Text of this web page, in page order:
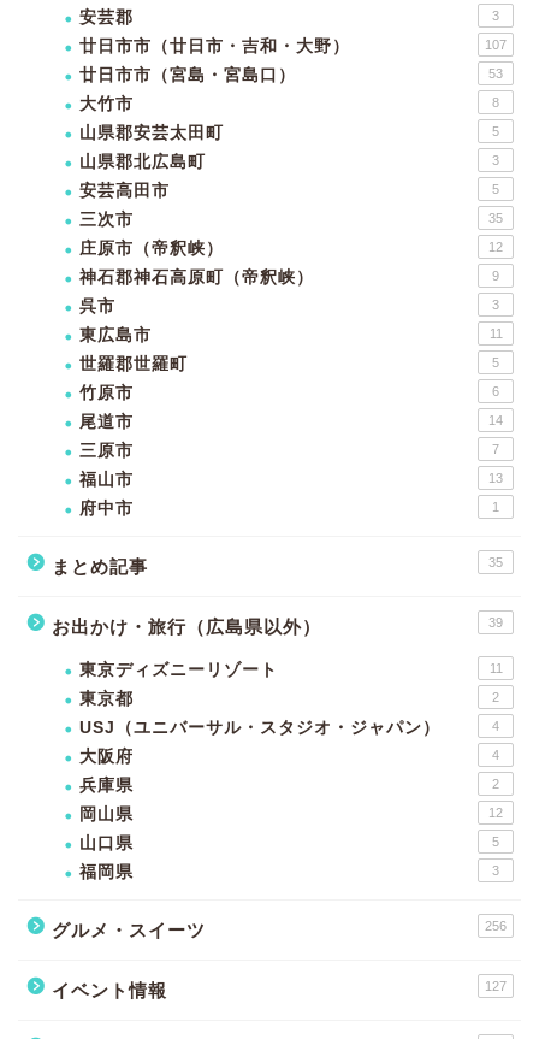
安芸郡 3
廿日市市（廿日市・吉和・大野） 107
廿日市市（宮島・宮島口） 53
大竹市 8
山県郡安芸太田町 5
山県郡北広島町 3
安芸高田市 5
三次市 35
庄原市（帝釈峡） 12
神石郡神石高原町（帝釈峡） 9
呉市 3
東広島市 11
世羅郡世羅町 5
竹原市 6
尾道市 14
三原市 7
福山市 13
府中市 1
まとめ記事 35
お出かけ・旅行（広島県以外） 39
東京ディズニーリゾート 11
東京都 2
USJ（ユニバーサル・スタジオ・ジャパン） 4
大阪府 4
兵庫県 2
岡山県 12
山口県 5
福岡県 3
グルメ・スイーツ 256
イベント情報 127